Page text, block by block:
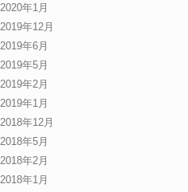
2020年1月
2019年12月
2019年6月
2019年5月
2019年2月
2019年1月
2018年12月
2018年5月
2018年2月
2018年1月